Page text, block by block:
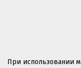
При использовании